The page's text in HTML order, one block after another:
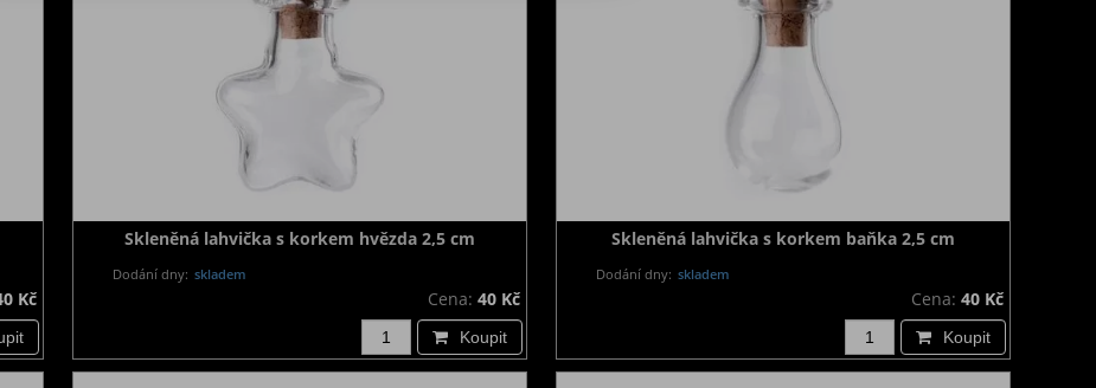
Kč
Skleněná lahvička s korkem hvězda 2,5 cm
Dodání dny: skladem
Cena: 40 Kč
Koupit
Skleněná lahvička s korkem baňka 2,5 cm
Dodání dny: skladem
Cena: 40 Kč
Koupit